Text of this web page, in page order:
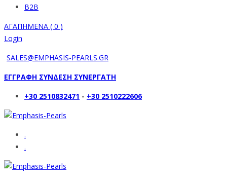
B2B
ΑΓΑΠΗΜΕΝΑ ( 0 )
Login
SALES@EMPHASIS-PEARLS.GR
ΕΓΓΡΑΦΗ ΣΥΝΔΕΣΗ ΣΥΝΕΡΓΑΤΗ
+30 2510832471 - +30 2510222606
.
.